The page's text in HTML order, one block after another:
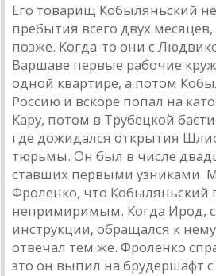
Его товарищ Кобыляньский
пребытия всего двух
позже. Когда-то они с
Варшаве первые рабочие
одной квартире, а потом
Россию и вскоре попал на
Кару, потом в Трубецкой
где дожидался открытия
тюрьмы. Он был в числе
ставших первыми узниками.
Фроленко, что Кобыляньский
непримиримым. Когда Ирод,
инструкции, обращался к
отвечал тем же. Фроленко
это он выпил на брудершафт